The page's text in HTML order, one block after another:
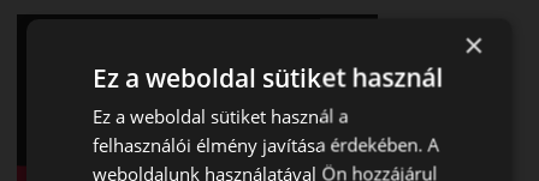
×
Ez a weboldal sütiket használ
Ez a weboldal sütiket használ a
felhasználói élmény javítása érdekében. A
weboldalunk használatával Ön hozzájárul